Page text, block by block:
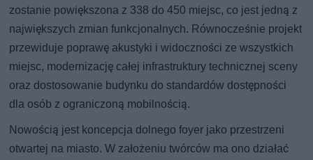
zostanie powiększona z 338 do 450 miejsc, co jest jedną z
największych zmian funkcjonalnych. Równocześnie projekt
przewiduje poprawę akustyki i widoczności ze wszystkich
miejsc, modernizację całej infrastruktury technicznej sceny
oraz dostosowanie budynku do standardów dostępności
dla osób z ograniczoną mobilnością.
Nowością jest koncepcja dolnego foyer jako przestrzeni
otwartej na miasto. W założeniu twórców ma ono działać